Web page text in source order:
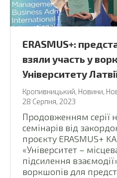
ERASMUS+:
взяли участь у
Університету
Кропивницький Новини
28 Серпня, 2023
Продовженням серії
семінарів від
проєкту ERASMUS+
«Університет –
підсилення
воркшопів для